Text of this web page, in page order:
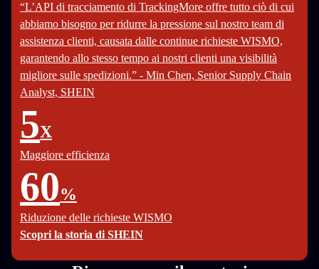
“L’API di tracciamento di TrackingMore offre tutto ciò di cui
abbiamo bisogno per ridurre la pressione sul nostro team di
assistenza clienti, causata dalle continue richieste WISMO,
garantendo allo stesso tempo ai nostri clienti una visibilità
migliore sulle spedizioni.” - Min Chen, Senior Supply Chain
Analyst, SHEIN
5X
Maggiore efficienza
60%
Riduzione delle richieste WISMO
Scopri la storia di SHEIN